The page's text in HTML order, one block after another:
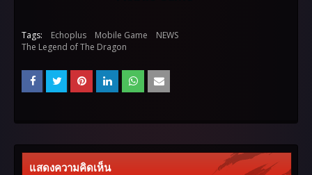
Tags: Echoplus Mobile Game
NEWS
The Legend of The Dragon
แสดงความคิดเห็น